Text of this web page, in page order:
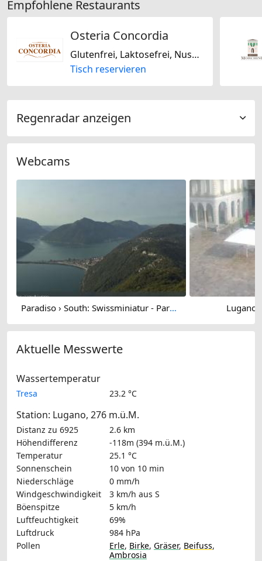
Empfohlene Restaurants
Osteria Concordia
Glutenfrei, Laktosefrei, Nussfrei, Sojafrei, Italienisch
Tisch reservieren
Regenradar anzeigen
Webcams
Paradiso › South: Swissminiatur - Parco San Grato Lugano:
Aktuelle Messwerte
Wassertemperatur
Tresa 23.2 °C
Station: Lugano, 276 m.ü.M.
Distanz zu 6925
2.6 km
Höhendifferenz
-118m (394 m.ü.M.)
Temperatur
25.1 °C
Sonnenschein
10 von 10 min
Niederschläge
0 mm/h
Windgeschwindigkeit
3 km/h aus S
Böenspitze
5 km/h
Luftfeuchtigkeit
69%
Luftdruck
984 hPa
Pollen
Erle, Birke, Gräser, Beifuss,
Ambrosia